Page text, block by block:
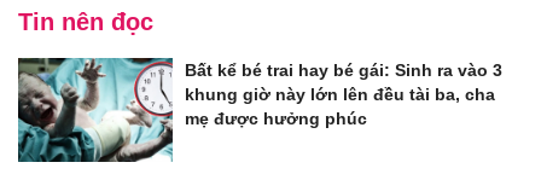
Tin nên đọc
Bất kể bé trai hay bé gái: Sinh ra vào 3
khung giờ này lớn lên đều tài ba, cha
mẹ được hưởng phúc